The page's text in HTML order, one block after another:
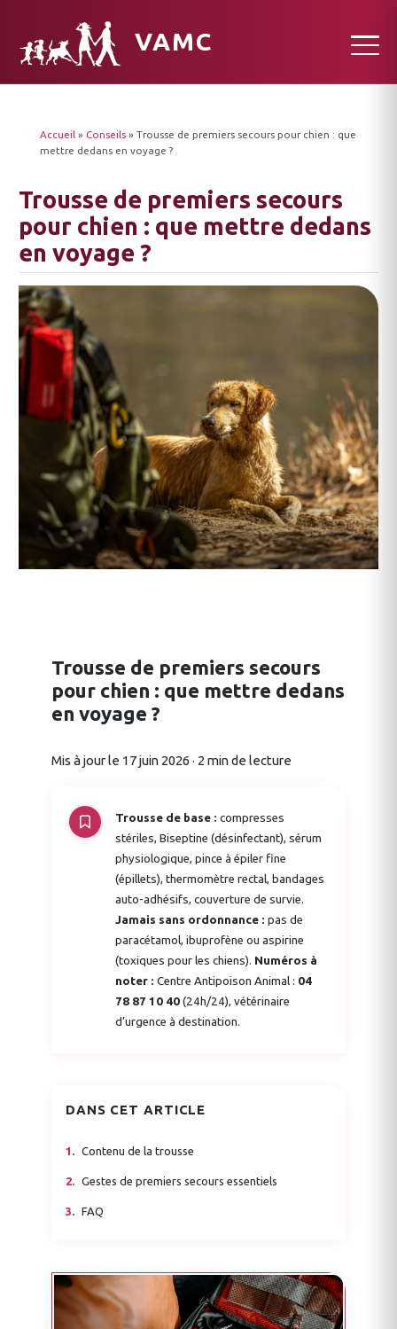
VAMC
Accueil » Conseils » Trousse de premiers secours pour chien : que
mettre dedans en voyage ?
Trousse de premiers secours
pour chien : que mettre dedans
en voyage ?
Trousse de premiers secours
pour chien : que mettre dedans
en voyage ?
Mis à jour le 17 juin 2026 · 2 min de lecture
Trousse de base : compresses
stériles, Biseptine (désinfectant), sérum
physiologique, pince à épiler fine
(épillets), thermomètre rectal, bandages
auto-adhésifs, couverture de survie.
Jamais sans ordonnance : pas de
paracétamol, ibuprofène ou aspirine
(toxiques pour les chiens). Numéros à
noter : Centre Antipoison Animal : 04
78 87 10 40 (24h/24), vétérinaire
d’urgence à destination.
DANS CET ARTICLE
Contenu de la trousse
Gestes de premiers secours essentiels
FAQ